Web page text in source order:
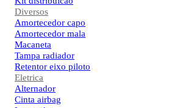
Diversos
Amortecedor capo
Amortecedor mala
Macaneta
Tampa radiador
Retentor eixo piloto
Eletrica
Alternador
Cinta airbag